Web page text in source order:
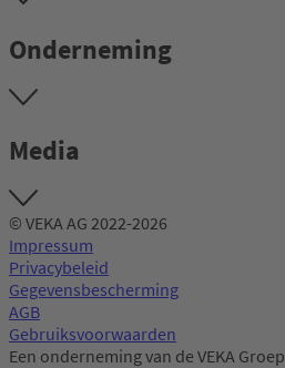
Onderneming
Media
© VEKA AG 2022-2026
Impressum
Privacybeleid
Gegevensbescherming
AGB
Gebruiksvoorwaarden
Een onderneming van de VEKA Groep